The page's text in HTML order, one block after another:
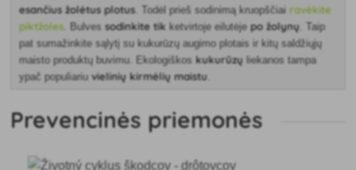
esančius žolėtus plotus. Todėl prieš sodinimą kruopščiairavėkite
piktžoles. Bulvessodinkite tikketvirtoje eilutėjepo žolynų . Taip
pat sumažinkite sąlytį su kukurūzų augimo plotais ir kitų saldžiųjų
maisto produktų buvimu. Ekologiškos kukurūzų liekanos tampa
ypač populiariuvielinių kirmėlių maistu
Prevencinės priemonės